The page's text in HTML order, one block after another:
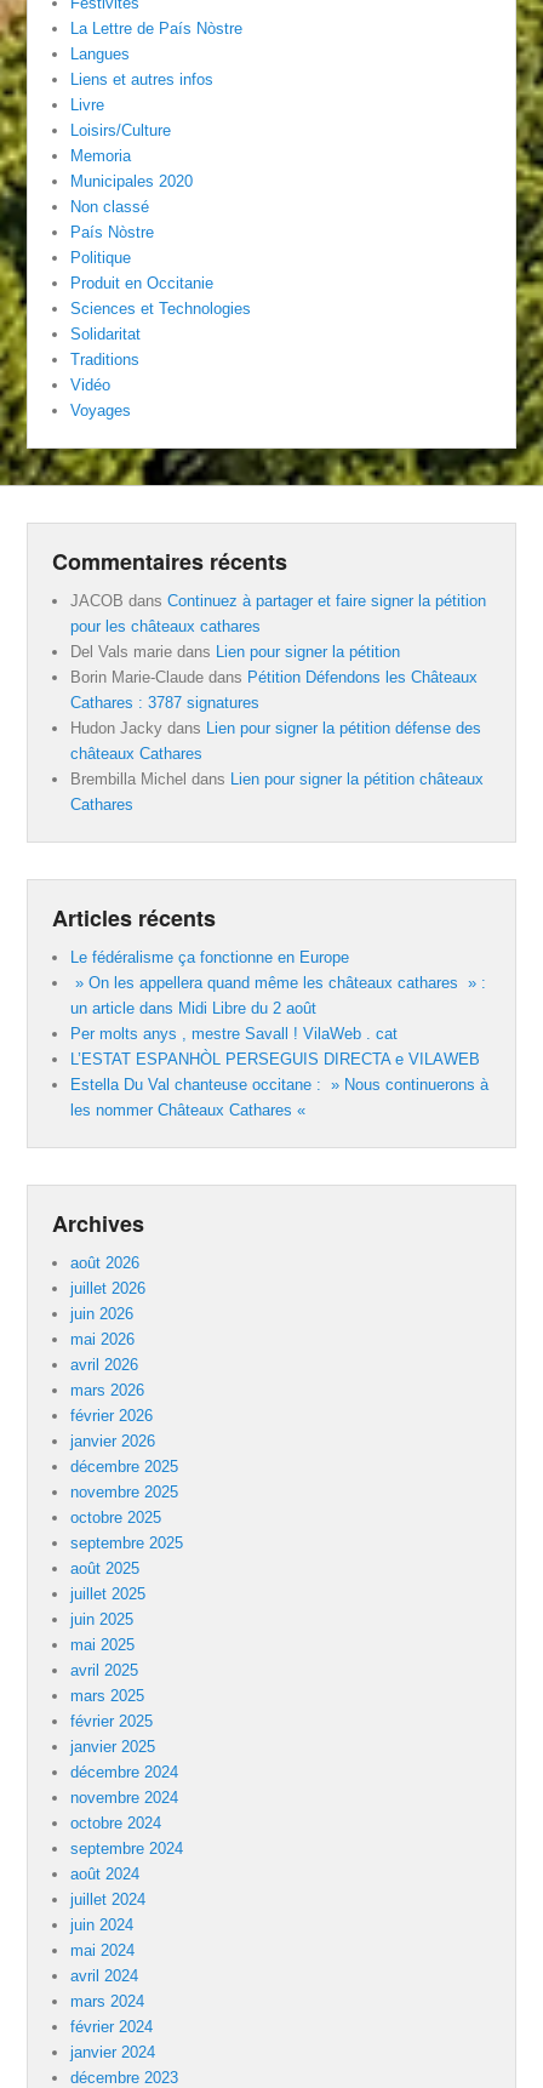
La Lettre de País Nòstre
Langues
Liens et autres infos
Livre
Loisirs/Culture
Memoria
Municipales 2020
Non classé
País Nòstre
Politique
Produit en Occitanie
Sciences et Technologies
Solidaritat
Traditions
Vidéo
Voyages
Commentaires récents
JACOB dansContinuez à partager et faire signer la pétition
pour les châteaux cathares
Del Vals marie dans
Lien pour signer la pétition
Borin Marie-Claude dans Pétition Défendons les Châteaux
Cathares : 3787 signatures
Hudon Jacky dans
Lien pour signer la pétition défense des
châteaux Cathares
Brembilla Michel dans
Lien pour signer la pétition châteaux
Cathares
Articles récents
Le fédéralisme ça fonctionne en Europe
» On les appellera quand même les châteaux cathares » :
un article dans Midi Libre du 2 août
Per molts anys , mestre Savall ! VilaWeb . cat
L’ESTAT ESPANHÒL PERSEGUIS DIRECTA e VILAWEB
Estella Du Val chanteuse occitane : » Nous continuerons à
les nommer Châteaux Cathares «
Archives
août 2026
juillet 2026
juin 2026
mai 2026
avril 2026
mars 2026
février 2026
janvier 2026
décembre 2025
novembre 2025
octobre 2025
septembre 2025
août 2025
juillet 2025
juin 2025
mai 2025
avril 2025
mars 2025
février 2025
janvier 2025
décembre 2024
novembre 2024
octobre 2024
septembre 2024
août 2024
juillet 2024
juin 2024
mai 2024
avril 2024
mars 2024
février 2024
janvier 2024
décembre 2023